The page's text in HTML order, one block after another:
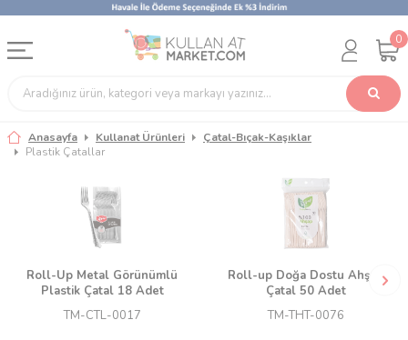
0
Anasayfa Kullanat Ürünleri
Çatal-Bıçak-Kaşıklar
Plastik Çatallar
Roll-Up Metal Görünümlü
Plastik Çatal 18 Adet
TM-CTL-0017
Roll-up Doğa Dostu Ahşap
Çatal 50 Adet
TM-THT-0076